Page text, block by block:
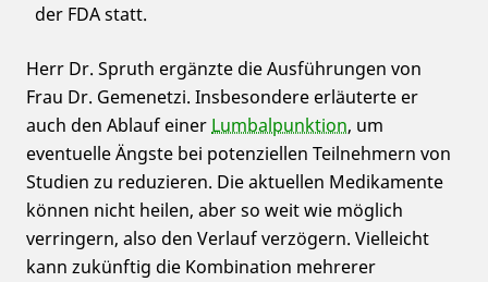
der FDA statt.
Herr Dr. Spruth ergänzte die Ausführungen von
Frau Dr. Gemenetzi. Insbesondere erläuterte er
auch den Ablauf einer Lumbalpunktion, um
eventuelle Ängste bei potenziellen Teilnehmern von
Studien zu reduzieren. Die aktuellen Medikamente
können nicht heilen, aber so weit wie möglich
verringern, also den Verlauf verzögern. Vielleicht
kann zukünftig die Kombination mehrerer